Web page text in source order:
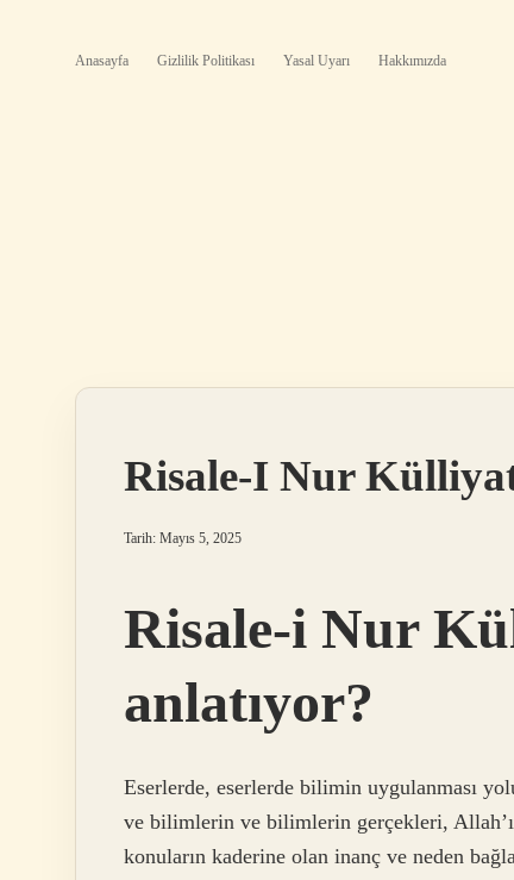
Anasayfa Gizlilik Politikası Yasal Uyarı Hakkımızda
Risale-I Nur
Tarih: Mayıs 5, 2025
Risale-i Nur
anlatıyor?
Eserlerde, eserlerde bilimin uygulanması
ve bilimlerin ve bilimlerin gerçekleri,
konuların kaderine olan inanç ve neden